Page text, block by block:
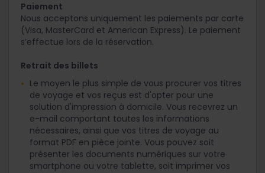
Paiement
Nous acceptons uniquement les paiements par carte
(Visa, MasterCard et American Express). Le paiement
s’effectue lors de la réservation.
Retrait des billets
Le moyen le plus simple de vous procurer vos titres
de voyage et vos reçus est d'opter pour une
solution d'impression à domicile. Vous recevrez un
e-mail comportant toutes les informations
nécessaires, ainsi que vos titres de voyage au
format PDF en pièce jointe. Vous pouvez soit
présenter les documents numériques sur votre
smartphone ou votre tablette, soit imprimer vos